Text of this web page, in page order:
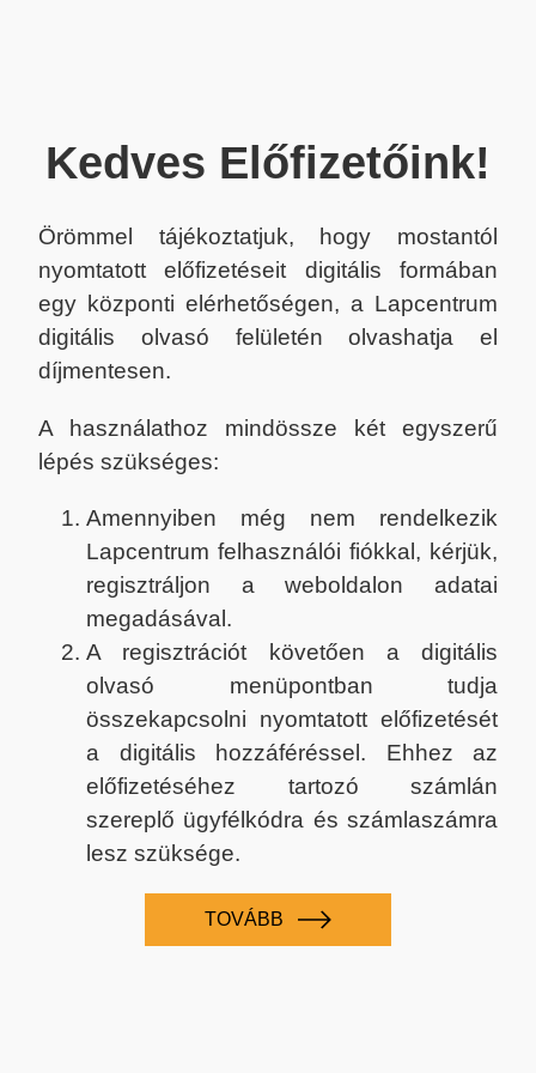
Kedves Előfizetőink!
Örömmel tájékoztatjuk, hogy mostantól
nyomtatott előfizetéseit digitális formában
egy központi elérhetőségen, a Lapcentrum
digitális olvasó felületén olvashatja el
díjmentesen.
A használathoz mindössze két egyszerű
lépés szükséges:
Amennyiben még nem rendelkezik
Lapcentrum felhasználói fiókkal, kérjük,
regisztráljon a weboldalon adatai
megadásával.
A regisztrációt követően a digitális
olvasó menüpontban tudja
összekapcsolni nyomtatott előfizetését
a digitális hozzáféréssel. Ehhez az
előfizetéséhez tartozó számlán
szereplő ügyfélkódra és számlaszámra
lesz szüksége.
TOVÁBB